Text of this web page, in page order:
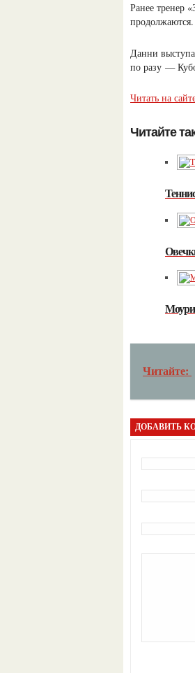
Ранее тренер
продолжаются.
Данни
по разу —
Читать на
Читайте
Читайте:
ДОБАВИТЬ